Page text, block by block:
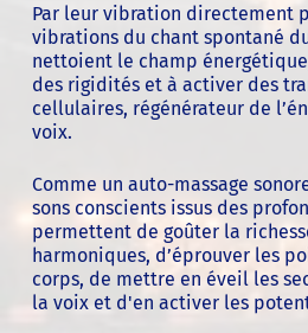
Par leur vibration directement
vibrations du chant spontané
nettoient le champ
des rigidités et à activer des
cellulaires, régénérateur de
voix.
Comme un auto-massage
sons conscients issus des
permettent de goûter la
harmoniques, d’éprouver les
corps, de mettre en éveil les
la voix et d'en activer les